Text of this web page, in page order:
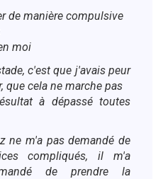
de manière compulsive
moi
c'est que j'avais peur
que cela ne marche pas
à dépassé toutes
ne m'a pas demandé de
compliqués, il m'a
de prendre la